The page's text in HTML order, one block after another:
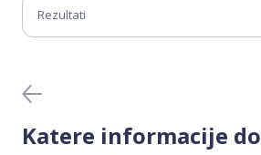
Rezultati
Katere informacije